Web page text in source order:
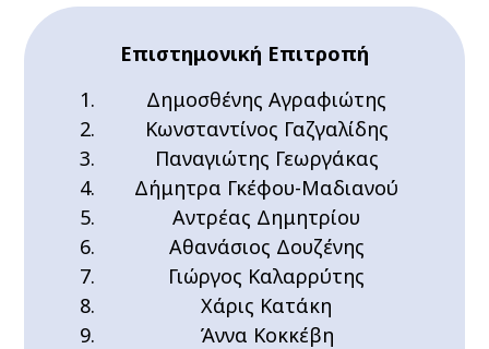
Επιστημονική Επιτροπή
Δημοσθένης Αγραφιώτης
Κωνσταντίνος Γαζγαλίδης
Παναγιώτης Γεωργάκας
Δήμητρα Γκέφου-Μαδιανού
Αντρέας Δημητρίου
Αθανάσιος Δουζένης
Γιώργος Καλαρρύτης
Χάρις Κατάκη
Άννα Κοκκέβη